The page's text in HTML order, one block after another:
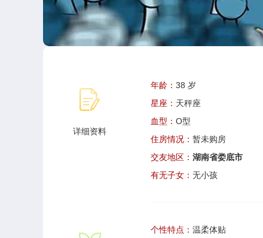
详细资料
年龄： 38 岁
星座： 天秤座
血型： O型
住房情况： 暂未购房
交友地区： 湖南省娄底市
有无子女： 无小孩
个性特点： 温柔体贴